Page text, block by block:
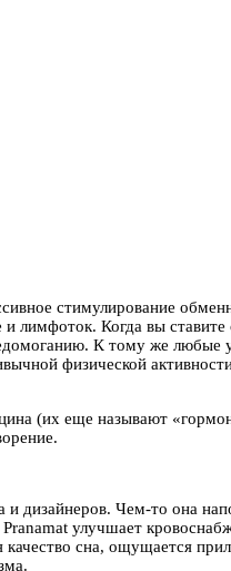
стимулирование
Когда вы ставите
К тому же любые
физической
(их еще называют
дизайнеров. Чем-то она
улучшает
сна, ощущается